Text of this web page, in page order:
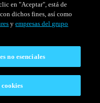
en "Aceptar", está de
dichos fines, así como
yempresas del grupo
no esenciales